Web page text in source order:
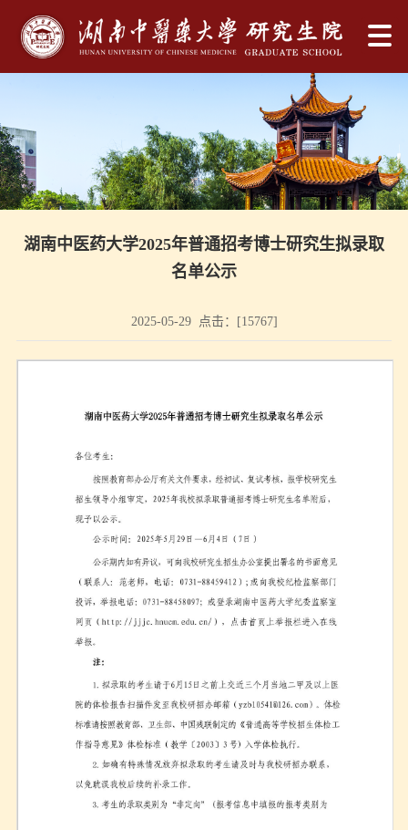
湖南中医药大学2025年普通招考博士研究生拟录取
名单公示
2025-05-29 点击：[15767]